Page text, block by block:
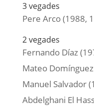
3 vegades
Pere Arco (1988,
2 vegades
Fernando Díaz
Mateo
Manuel Salvador
Abdelghani El